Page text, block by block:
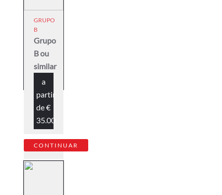
GRUPO
B
Grupo
B ou
similar
a
partir
de€
35.00
CONTINUAR